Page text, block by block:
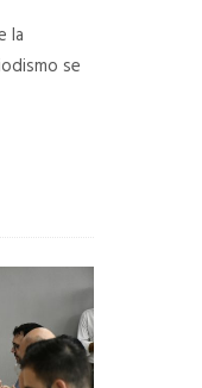
la
se